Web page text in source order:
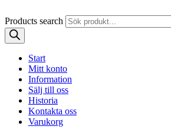
Products search
Start
Mitt konto
Information
Sälj till oss
Historia
Kontakta oss
Varukorg